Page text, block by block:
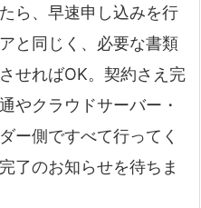
ら、早速申し込みを行
と同じく、必要な書類
せればOK。契約さえ完
やクラウドサーバー・
ー側ですべて行ってく
了のお知らせを待ちま